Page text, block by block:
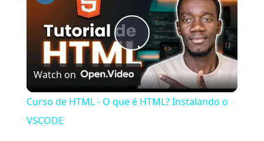
Play
Video
Watch on
Curso de HTML - O que é HTML? Instalando o
VSCODE